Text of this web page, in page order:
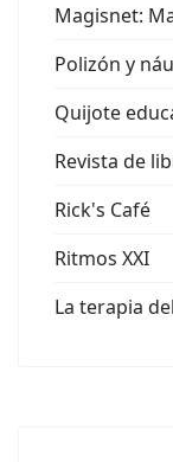
Magisnet:
Polizón y
Quijote
Revista de
Rick's Café
Ritmos XXI
La terapia